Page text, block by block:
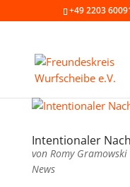
+49 2203
Intentionaler
von Romy
News